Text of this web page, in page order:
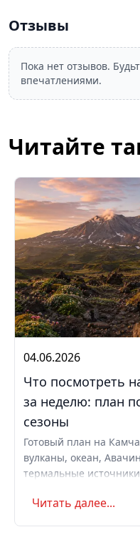
Отзывы
Пока нет отзывов.
впечатлениями.
Читайте
04.06.2026
Что посмотреть
за неделю: план
сезоны
Готовый план на
вулканы, океан,
термальные
самостоятельно или с
Читать далее...